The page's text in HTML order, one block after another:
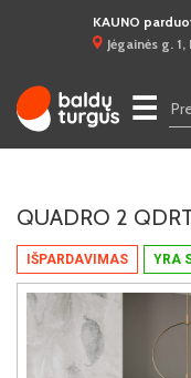
KAUNO
Jėgainės g.
☰
IŠPARDAVIMAS YRA
QUADRO 2